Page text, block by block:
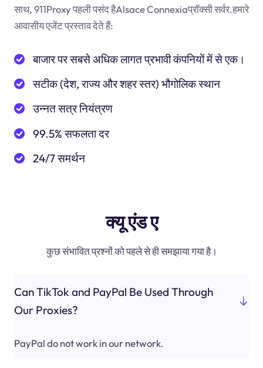
साथ, 911Proxy पहली पसंद हैAlsace Connexiaप्रॉक्सी सर्वर.हमारे
आवासीय एजेंट प्रस्ताव देते हैं:
बाजार पर सबसे अधिक लागत प्रभावी कंपनियों में से एक।
सटीक (देश, राज्य और शहर स्तर) भौगोलिक स्थान
उन्नत सत्र नियंत्रण
99.5% सफलता दर
24/7 समर्थन
क्यू एंड ए
कुछ संभावित प्रश्नों को पहले से ही समझाया गया है।
Can TikTok and PayPal Be Used Through
Our Proxies?
PayPal do not work in our network.